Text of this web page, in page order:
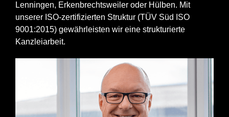
Lenningen, Erkenbrechtsweiler oder Hülben. Mit
unserer ISO-zertifizierten Struktur (TÜV Süd ISO
9001:2015) gewährleisten wir eine strukturierte
Kanzleiarbeit.